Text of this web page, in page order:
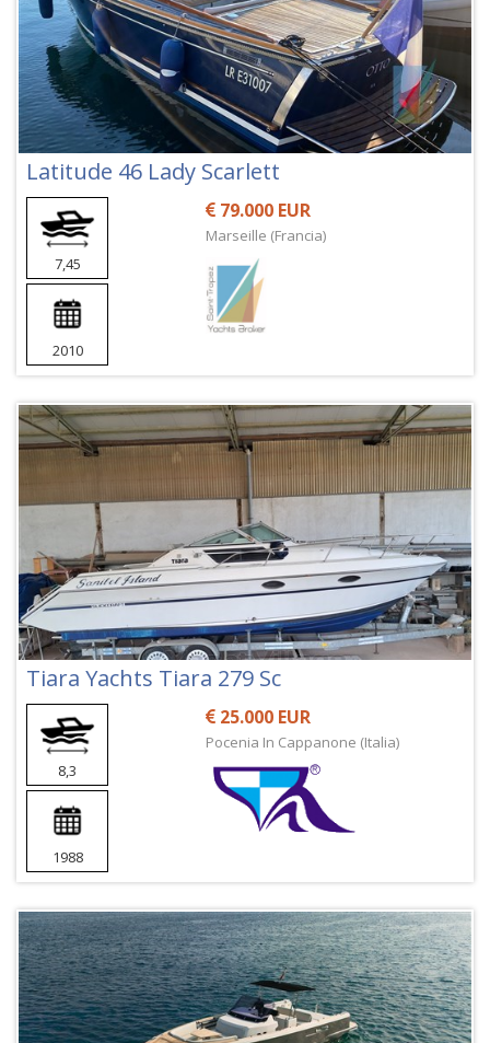
Latitude 46 Lady Scarlett
7,45
2010
79.000 EUR
Marseille (Francia)
Tiara Yachts Tiara 279 Sc
8,3
1988
25.000 EUR
Pocenia In Cappanone (Italia)